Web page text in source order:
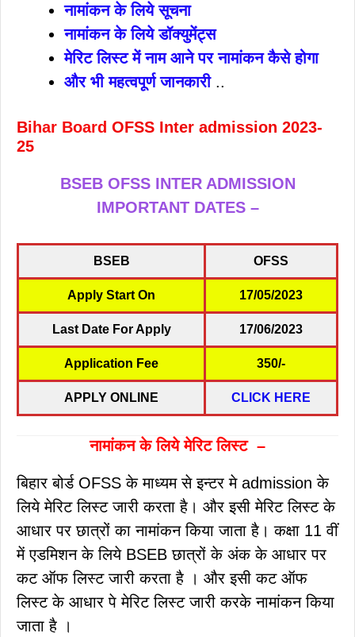
नामांकन के लिये सूचना
नामांकन के लिये डॉक्युमेंट्स
मेरिट लिस्ट में नाम आने पर नामांकन कैसे होगा
और भी महत्वपूर्ण जानकारी ..
Bihar Board OFSS Inter admission 2023-
25
BSEB OFSS INTER ADMISSION
IMPORTANT DATES –
BSEB OFSS
Apply Start On 17/05/2023
Last Date For Apply 17/06/2023
Application Fee 350/-
APPLY ONLINE CLICK HERE
नामांकन के लिये मेरिट लिस्ट –
बिहार बोर्ड OFSS के माध्यम से इन्टर मे admission के
लिये मेरिट लिस्ट जारी करता है। और इसी मेरिट लिस्ट के
आधार पर छात्रों का नामांकन किया जाता है। कक्षा 11 वीं
में एडमिशन के लिये BSEB छात्रों के अंक के आधार पर
कट ऑफ लिस्ट जारी करता है । और इसी कट ऑफ
लिस्ट के आधार पे मेरिट लिस्ट जारी करके नामांकन किया
जाता है ।